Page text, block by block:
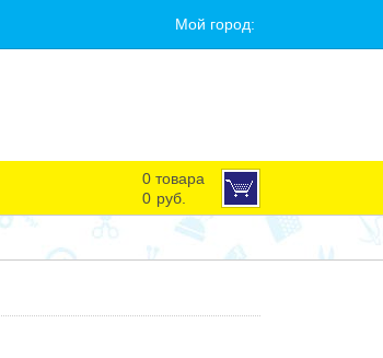
Мой город:
0 товара
0 руб.